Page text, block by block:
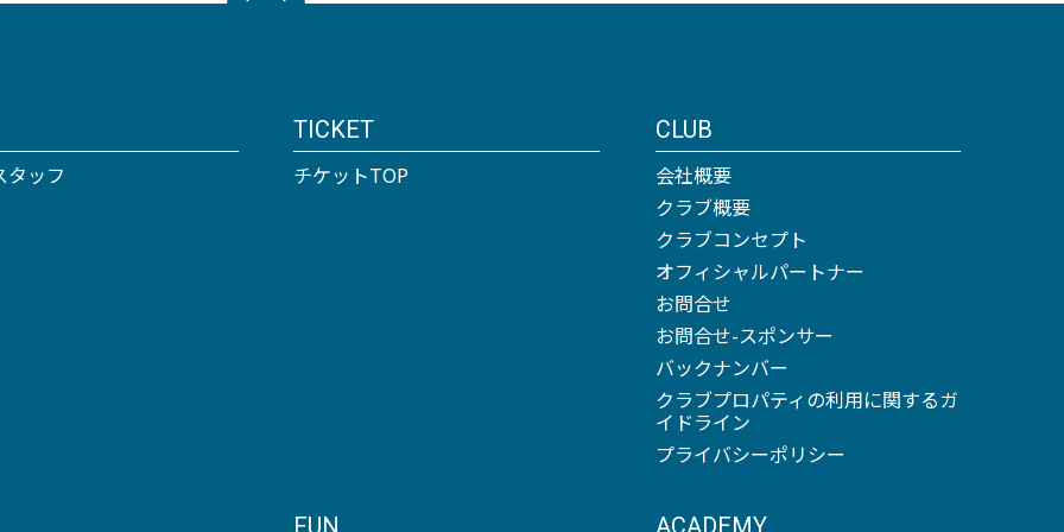
タッフ
TICKET
チケットTOP
CLUB
会社概要
クラブ概要
クラブコンセプト
オフィシャルパートナー
お問合せ
お問合せ-スポンサー
バックナンバー
クラブプロパティの利用に関するガ
イドライン
プライバシーポリシー